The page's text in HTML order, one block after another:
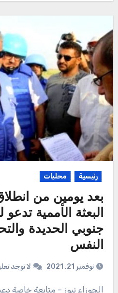
رئيسية محليات
بعد يومين من
البعثة الأممية
جنوبي الحديدة
النفس
نوفمبر 21, 2021 لا توجد